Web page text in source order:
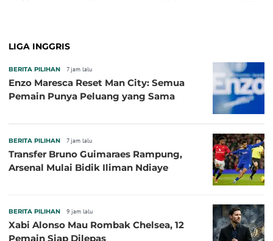
LIGA INGGRIS
BERITA PILIHAN 7 jam lalu
Enzo Maresca Reset Man City: Semua
Pemain Punya Peluang yang Sama
BERITA PILIHAN 7 jam lalu
Transfer Bruno Guimaraes Rampung,
Arsenal Mulai Bidik Iliman Ndiaye
BERITA PILIHAN 9 jam lalu
Xabi Alonso Mau Rombak Chelsea, 12
Pemain Siap Dilepas